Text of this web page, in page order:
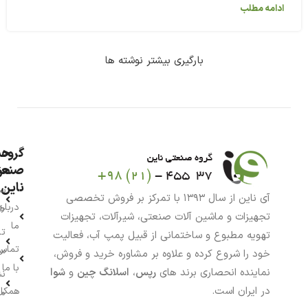
ادامه مطلب
بارگیری بیشتر نوشته ها
آی ناین از سال ۱۳۹۳ با تمرکز بر فروش تخصصی
تجهیزات و ماشین آلات صنعتی، شیرآلات، تجهیزات
تهویه مطبوع و ساختمانی از قبیل پمپ آب، فعالیت
خود را شروع کرده و علاوه بر مشاوره خرید و فروش،
نماینده انحصاری برند های رپس، اسلانگ چین و شوا
در ایران است.
گروه
ناین
ما
با ما